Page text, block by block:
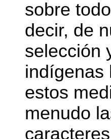
sobre
decir, de
selección
indígenas
estos
menudo